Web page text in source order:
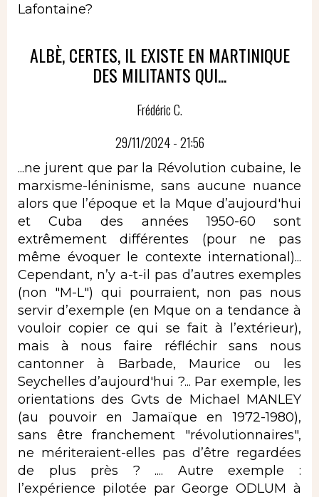
Lafontaine?
ALBÈ, CERTES, IL EXISTE EN MARTINIQUE
DES MILITANTS QUI...
Frédéric C.
29/11/2024 - 21:56
...ne jurent que par la Révolution cubaine, le
marxisme-léninisme, sans aucune nuance
alors que l’époque et la Mque d’aujourd'hui
et Cuba des années 1950-60 sont
extrêmement différentes (pour ne pas
même évoquer le contexte international)...
Cependant, n’y a-t-il pas d’autres exemples
(non "M-L") qui pourraient, non pas nous
servir d’exemple (en Mque on a tendance à
vouloir copier ce qui se fait à l’extérieur),
mais à nous faire réfléchir sans nous
cantonner à Barbade, Maurice ou les
Seychelles d’aujourd'hui ?... Par exemple, les
orientations des Gvts de Michael MANLEY
(au pouvoir en Jamaïque en 1972-1980),
sans être franchement "révolutionnaires",
ne mériteraient-elles pas d’être regardées
de plus près ? .... Autre exemple :
l’expérience pilotée par George ODLUM à